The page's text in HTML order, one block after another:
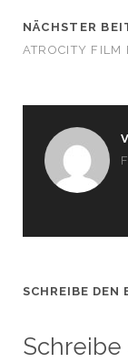
NÄCHSTER
ATROCITY FILM
SCHREIBE DEN